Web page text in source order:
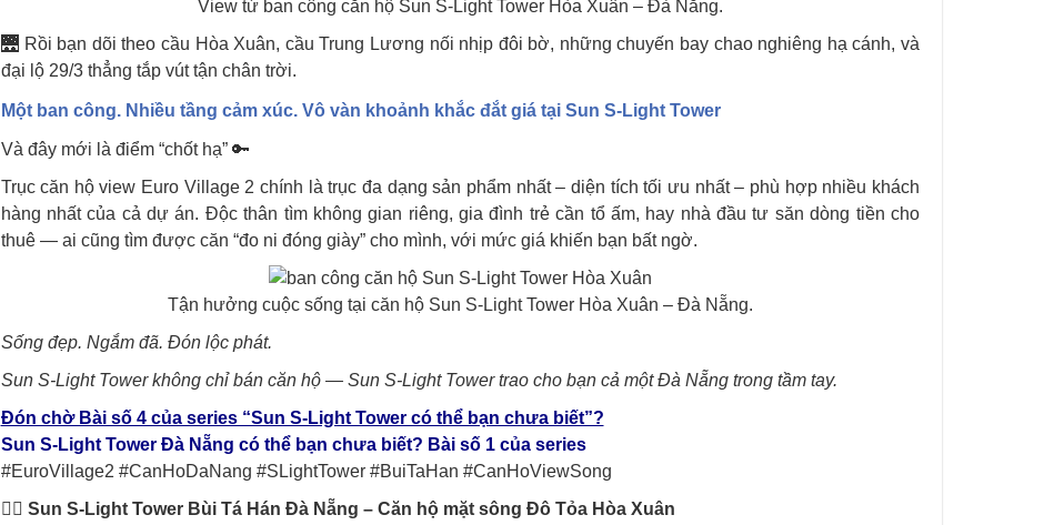
View từ ban công căn hộ Sun S-Light Tower Hòa Xuân – Đà Nẵng.
🌉 Rồi bạn dõi theo cầu Hòa Xuân, cầu Trung Lương nối nhịp đôi bờ, những chuyến bay chao nghiêng hạ cánh, và
đại lộ 29/3 thẳng tắp vút tận chân trời.
Một ban công. Nhiều tầng cảm xúc. Vô vàn khoảnh khắc đắt giá tại Sun S-Light Tower
Và đây mới là điểm “chốt hạ” 🔑
Trục căn hộ view Euro Village 2 chính là trục đa dạng sản phẩm nhất – diện tích tối ưu nhất – phù hợp nhiều khách
hàng nhất của cả dự án. Độc thân tìm không gian riêng, gia đình trẻ cần tổ ấm, hay nhà đầu tư săn dòng tiền cho
thuê — ai cũng tìm được căn “đo ni đóng giày” cho mình, với mức giá khiến bạn bất ngờ.
Tận hưởng cuộc sống tại căn hộ Sun S-Light Tower Hòa Xuân – Đà Nẵng.
Sống đẹp. Ngắm đã. Đón lộc phát.
Sun S-Light Tower không chỉ bán căn hộ — Sun S-Light Tower trao cho bạn cả một Đà Nẵng trong tầm tay.
Đón chờ Bài số 4 của series “Sun S-Light Tower có thể bạn chưa biết”?
Sun S-Light Tower Đà Nẵng có thể bạn chưa biết? Bài số 1 của series
#EuroVillage2 #CanHoDaNang #SLightTower #BuiTaHan #CanHoViewSong
🕵‍♂️ Sun S-Light Tower Bùi Tá Hán Đà Nẵng – Căn hộ mặt sông Đô Tỏa Hòa Xuân